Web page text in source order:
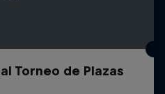
Torneo de Plazas